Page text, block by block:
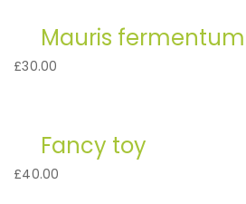
Mauris fermentum
£30.00
Fancy toy
£40.00